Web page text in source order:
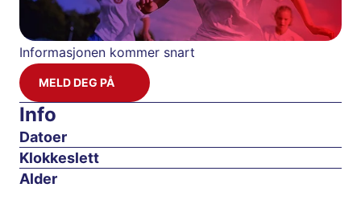
Informasjonen kommer snart
MELD DEG PÅ
Info
Datoer
Klokkeslett
Alder